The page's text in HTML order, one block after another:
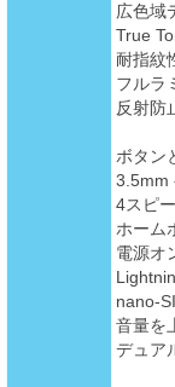
広色域
True
耐指紋
フルラ
反射防
ボタン
3.5mm
4スピ
ホーム
電源オ
nano-
音量を
デュア